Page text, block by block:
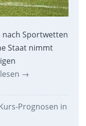
nach Sportwetten
Staat nimmt
→
Prognosen in